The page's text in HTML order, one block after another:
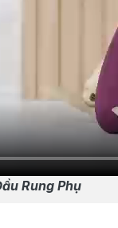
Rung Phụ